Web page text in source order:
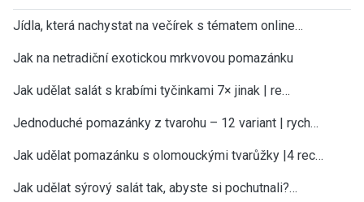
Jídla, která nachystat na večírek s tématem online…
Jak na netradiční exotickou mrkvovou pomazánku
Jak udělat salát s krabími tyčinkami 7× jinak | re…
Jednoduché pomazánky z tvarohu – 12 variant | rych…
Jak udělat pomazánku s olomouckými tvarůžky |4 rec…
Jak udělat sýrový salát tak, abyste si pochutnali?…